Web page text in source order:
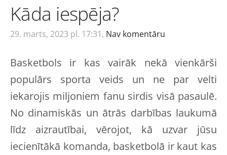
Kāda iespēja?
29. marts, 2023 pl. 17:31, Nav komentāru
Basketbols ir kas vairāk nekā vienkārši
populārs sporta veids un ne par velti
iekarojis miljoniem fanu sirdis visā pasaulē.
No dinamiskās un ātrās darbības laukumā
līdz aizrautībai, vērojot, kā uzvar jūsu
iecienītākā komanda, basketbolā ir kaut kas